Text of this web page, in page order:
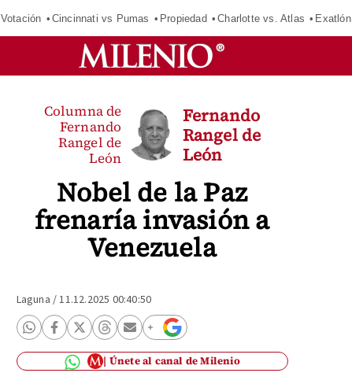
Votación Cincinnati vs Pumas Propiedad Charlotte vs. Atlas Exatlón
Nobel de la Paz
frenaría invasión a
Venezuela
Columna de
Fernando
Rangel de
León
Fernando
Rangel de
León
Laguna /11.12.2025 00:40:50
Únete al canal de Milenio